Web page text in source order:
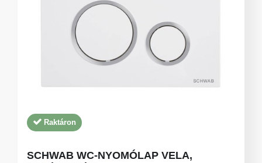
Raktáron
SCHWAB WC-NYOMÓLAP VELA,